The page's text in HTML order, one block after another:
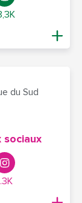
du Sud
sociaux